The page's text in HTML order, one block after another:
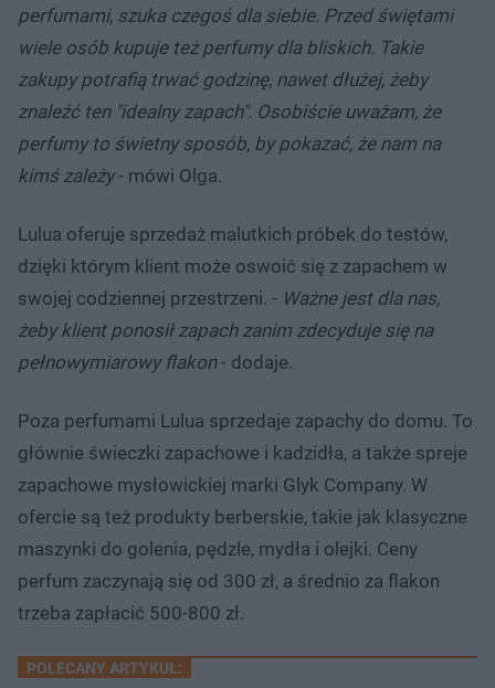
perfumami, szuka czegoś dla siebie. Przed świętami
wiele osób kupuje też perfumy dla bliskich. Takie
zakupy potrafią trwać godzinę, nawet dłużej, żeby
znaleźć ten "idealny zapach". Osobiście uważam, że
perfumy to świetny sposób, by pokazać, że nam na
kimś zależy- mówi Olga.
Lulua oferuje sprzedaż malutkich próbek do testów,
dzięki którym klient może oswoić się z zapachem w
swojej codziennej przestrzeni. - Ważne jest dla nas,
żeby klient ponosił zapach zanim zdecyduje się na
pełnowymiarowy flakon- dodaje.
Poza perfumami Lulua sprzedaje zapachy do domu. To
głównie świeczki zapachowe i kadzidła, a także spreje
zapachowe mysłowickiej marki Glyk Company. W
ofercie są też produkty berberskie, takie jak klasyczne
maszynki do golenia, pędzle, mydła i olejki. Ceny
perfum zaczynają się od 300 zł, a średnio za flakon
trzeba zapłacić 500-800 zł.
POLECANY ARTYKUŁ: